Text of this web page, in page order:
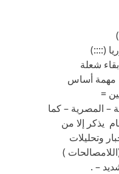
(::::)
شعلة
، مهمة أساس
=
– المصرية – كما
يذكر إلا من
وتحليلات
)
– .